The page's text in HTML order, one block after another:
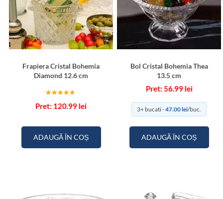
Frapiera Cristal Bohemia
Diamond 12.6 cm
5.00
120.99 lei
ADAUGĂ ÎN COȘ
Bol Cristal Bohemia Thea
13.5 cm
56.99 lei
3+ bucati -47.00lei/buc.
ADAUGĂ ÎN COȘ